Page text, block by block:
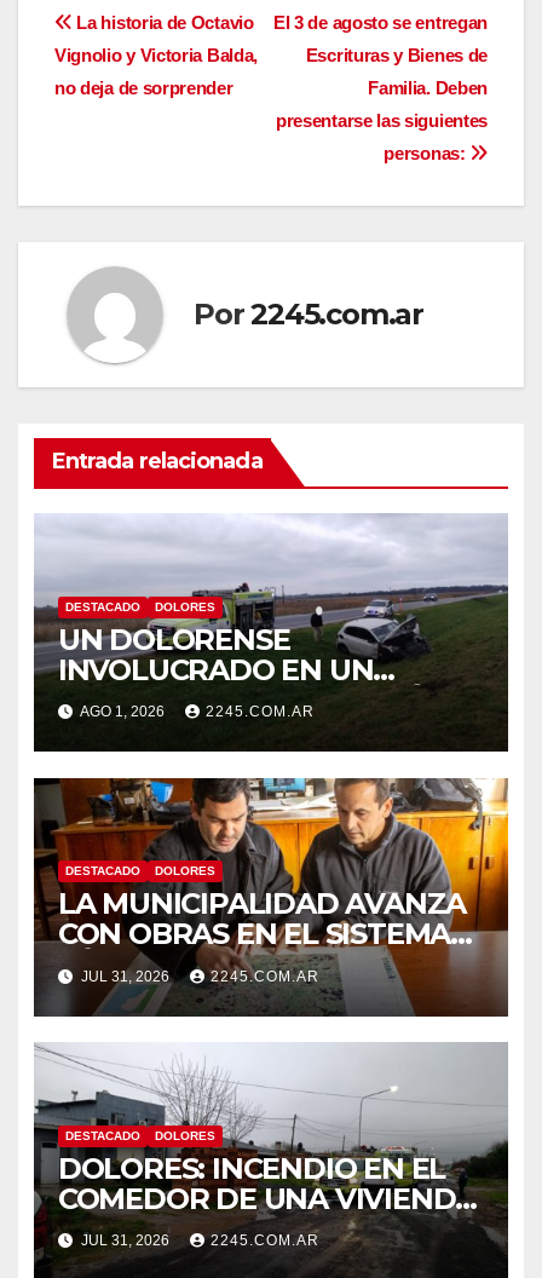
Navegación
de
El 3 de agosto se entregan
Escrituras y Bienes de
Familia. Deben
presentarse las siguientes
personas:
La historia de Octavio
Vignolio y Victoria Balda,
no deja de sorprender
Por2245.com.ar
Entrada relacionada
DESTACADO DOLORES
UN DOLORENSE
INVOLUCRADO EN UN
SINIESTRO QUE TERMINÓ
CON DESPISTE Y VUELCO
AGO 1, 2026 2245.COM.AR
DESTACADO DOLORES
LA MUNICIPALIDAD AVANZA
CON OBRAS EN EL SISTEMA
HÍDRICO DE DOLORES
JUL 31, 2026 2245.COM.AR
DESTACADO DOLORES
DOLORES: INCENDIO EN EL
COMEDOR DE UNA VIVIENDA
FUE CONTROLADO POR
BOMBEROS
JUL 31, 2026 2245.COM.AR